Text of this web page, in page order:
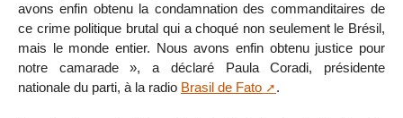
avons enfin obtenu la condamnation des commanditaires de
ce crime politique brutal qui a choqué non seulement le Brésil,
mais le monde entier. Nous avons enfin obtenu justice pour
notre camarade », a déclaré Paula Coradi, présidente
nationale du parti, à la radio Brasil de Fato .